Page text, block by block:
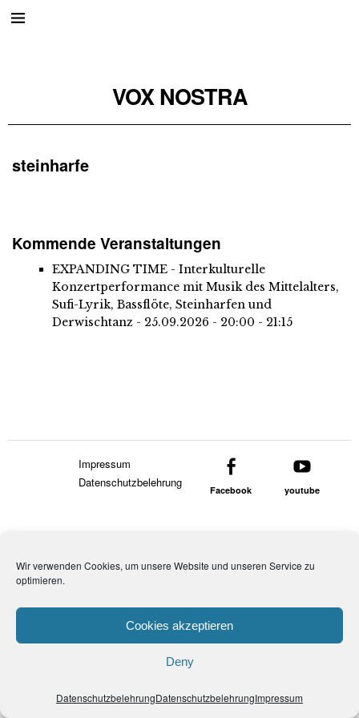
Wir verwenden Cookies, um unsere Website und unseren Service zu
optimieren.
Cookies akzeptieren
Deny
DatenschutzbelehrungDatenschutzbelehrungImpressum
VOX NOSTRA
steinharfe
Kommende Veranstaltungen
EXPANDING TIME - Interkulturelle
Konzertperformance mit Musik des Mittelalters,
Sufi-Lyrik, Bassflöte, Steinharfen und
Derwischtanz - 25.09.2026 - 20:00 - 21:15
Impressum
Datenschutzbelehrung
Facebook youtube